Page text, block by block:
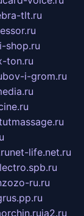
tlt.ru
shop.ru
ton.ru
i-grom.ru
net-life.net.ru
ru.ru
ia2.ru